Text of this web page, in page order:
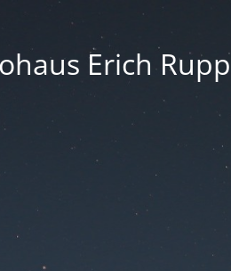
Erich Rupp